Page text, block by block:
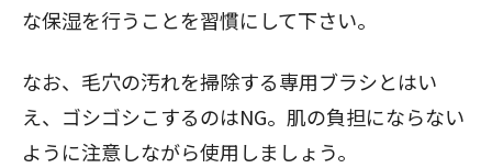
な保湿を行うことを習慣にして下さい。
なお、毛穴の汚れを掃除する専用ブラシとはい
え、ゴシゴシこするのはNG。肌の負担にならない
ように注意しながら使用しましょう。